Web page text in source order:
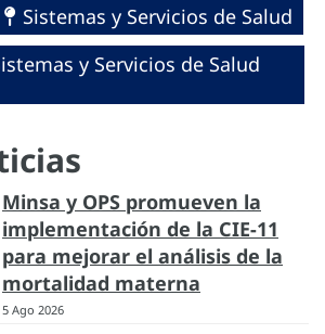
Sistemas y Servicios de Salud
y Servicios de Salud
Minsa y OPS promueven la
implementación de la CIE-11
para mejorar el análisis de la
mortalidad materna
5 Ago 2026